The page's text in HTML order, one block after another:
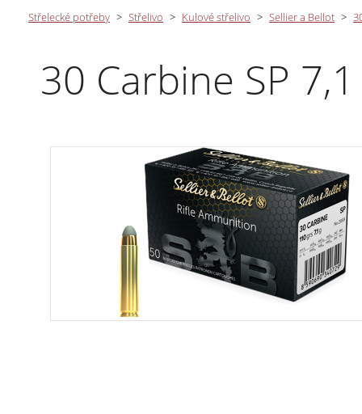
Střelecké potřeby > Střelivo > Kulové střelivo > Sellier a Bellot >
30 Carbine SP